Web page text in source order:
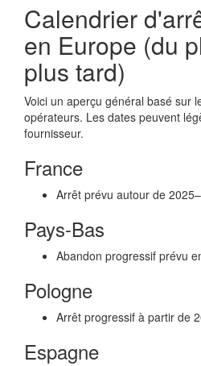
Calendrier
en Europe (du
plus tard)
Voici un aperçu général basé sur
opérateurs. Les dates peuvent
fournisseur.
France
Arrêt prévu autour de
Pays-Bas
Abandon progressif prévu
Pologne
Arrêt progressif à partir de
Espagne